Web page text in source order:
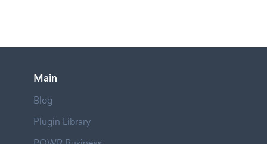
Main
Blog
Plugin Library